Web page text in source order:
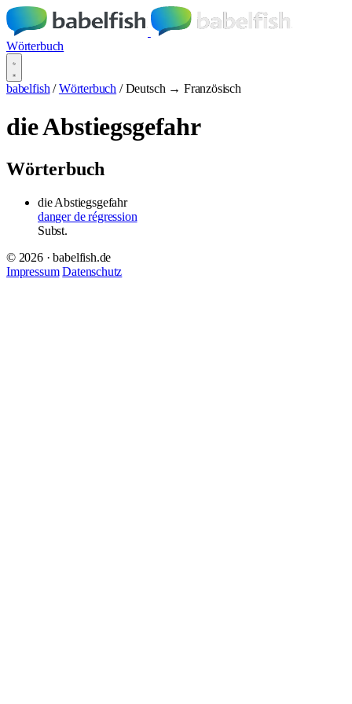
Wörterbuch
babelfish / Wörterbuch / Deutsch → Französisch
die Abstiegsgefahr
Wörterbuch
die Abstiegsgefahr
danger de régression
Subst.
© 2026 · babelfish.de
Impressum Datenschutz